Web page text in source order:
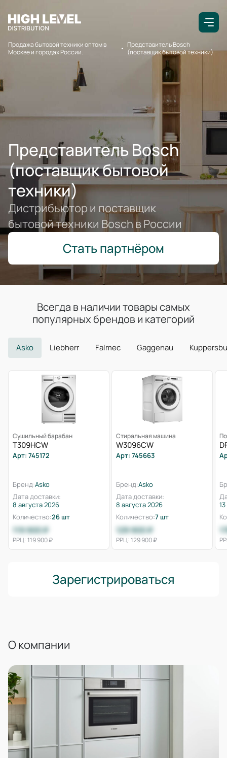
Продажа бытовой техники оптом в
Москве и городах России.
Представитель Bosch
(поставщик бытовой техники)
Представитель Bosch
(поставщик бытовой
техники)
Дистрибьютор и поставщик
бытовой техники Bosch в России
Стать партнёром
Всегда в наличии товары самых
популярных брендов и категорий
Asko Liebherr Falmec Gaggenau
Сушильный барабан
T309HCW
Арт: 745172
Бренд:Asko
Дата доставки:
8 августа 2026
Количество:26 шт
119 900 ₽
РРЦ: 119 900 ₽
Стиральная машина
W3096CW
Арт: 745663
Бренд:Asko
Дата доставки:
8 августа 2026
Количество:7 шт
129 900 ₽
РРЦ: 129 900 ₽
Зарегистрироваться
О компании